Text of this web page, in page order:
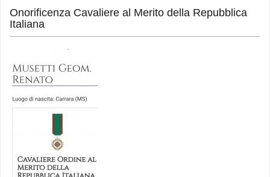
Onorificenza Cavaliere al Merito della Repubblica
Italiana